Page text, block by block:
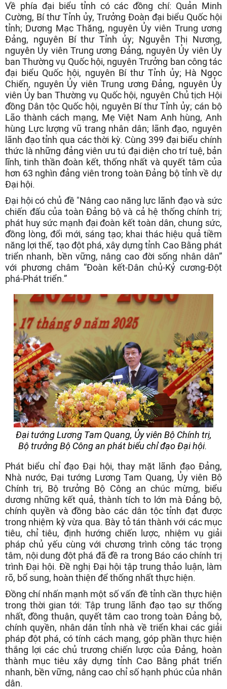
Về phía đại biểu tỉnh có các đồng chí: Quản Minh
Cường, Bí thư Tỉnh ủy, Trưởng Đoàn đại biểu Quốc hội
tỉnh; Dương Mạc Thăng, nguyên Ủy viên Trung ương
Đảng, nguyên Bí thư Tỉnh ủy; Nguyễn Thị Nương,
nguyên Ủy viên Trung ương Đảng, nguyên Ủy viên Ủy
ban Thường vụ Quốc hội, nguyên Trưởng ban công tác
đại biểu Quốc hội, nguyên Bí thư Tỉnh ủy; Hà Ngọc
Chiến, nguyên Ủy viên Trung ương Đảng, nguyên Ủy
viên Ủy ban Thường vụ Quốc hội, nguyên Chủ tịch Hội
đồng Dân tộc Quốc hội, nguyên Bí thư Tỉnh ủy; cán bộ
Lão thành cách mạng, Mẹ Việt Nam Anh hùng, Anh
hùng Lực lượng vũ trang nhân dân; lãnh đạo, nguyên
lãnh đạo tỉnh qua các thời kỳ. Cùng 399 đại biểu chính
thức là những đảng viên ưu tú đại diện cho trí tuệ, bản
lĩnh, tinh thần đoàn kết, thống nhất và quyết tâm của
hơn 63 nghìn đảng viên trong toàn Đảng bộ tỉnh về dự
Đại hội.
Đại hội có chủ đề "Nâng cao năng lực lãnh đạo và sức
chiến đấu của toàn Đảng bộ và cả hệ thống chính trị;
phát huy sức mạnh đại đoàn kết toàn dân, chung sức,
đồng lòng, đổi mới, sáng tạo; khai thác hiệu quả tiềm
năng lợi thế, tạo đột phá, xây dựng tỉnh Cao Bằng phát
triển nhanh, bền vững, nâng cao đời sống nhân dân”
với phương châm “Đoàn kết-Dân chủ-Kỷ cương-Đột
phá-Phát triển.”
Đại tướng Lương Tam Quang, Ủy viên Bộ Chính trị,
Bộ trưởng Bộ Công an phát biểu chỉ đạo Đại hội.
Phát biểu chỉ đạo Đại hội, thay mặt lãnh đạo Đảng,
Nhà nước, Đại tướng Lương Tam Quang, Ủy viên Bộ
Chính trị, Bộ trưởng Bộ Công an chúc mừng, biểu
dương những kết quả, thành tích to lớn mà Đảng bộ,
chính quyền và đồng bào các dân tộc tỉnh đạt được
trong nhiệm kỳ vừa qua. Bày tỏ tán thành với các mục
tiêu, chỉ tiêu, định hướng chiến lược, nhiệm vụ giải
pháp chủ yếu cùng với chương trình công tác trọng
tâm, nội dung đột phá đã đề ra trong Báo cáo chính trị
trình Đại hội. Đề nghị Đại hội tập trung thảo luận, làm
rõ, bổ sung, hoàn thiện để thống nhất thực hiện.
Đồng chí nhấn mạnh một số vấn đề tỉnh cần thực hiện
trong thời gian tới: Tập trung lãnh đạo tạo sự thống
nhất, đồng thuận, quyết tâm cao trong toàn Đảng bộ,
chính quyền, nhân dân tỉnh nhà về triển khai các giải
pháp đột phá, có tính cách mạng, góp phần thực hiện
thắng lợi các chủ trương chiến lược của Đảng, hoàn
thành mục tiêu xây dựng tỉnh Cao Bằng phát triển
nhanh, bền vững, nâng cao chỉ số hạnh phúc của nhân
dân.